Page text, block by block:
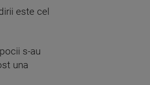
este cel
s-au
una